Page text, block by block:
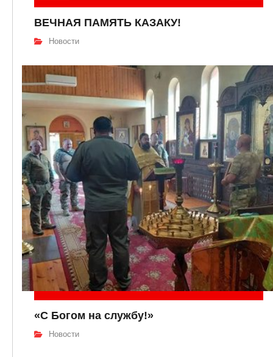
ВЕЧНАЯ ПАМЯТЬ КАЗАКУ!
Новости
«С Богом на службу!»
Новости